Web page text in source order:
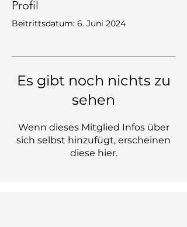
Profil
Beitrittsdatum: 6. Juni 2024
Es gibt noch nichts zu
sehen
Wenn dieses Mitglied Infos über
sich selbst hinzufügt, erscheinen
diese hier.